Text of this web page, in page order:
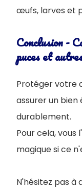
œufs, larves et
Conclusion -
puces et
Protéger votre
assurer un
durablement.
Pour cela,
magique si ce
N'hésitez pas à